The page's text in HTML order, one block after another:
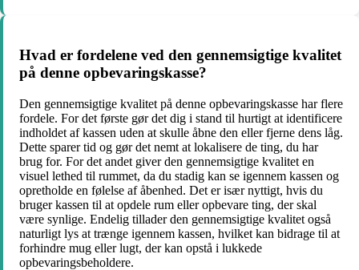
Hvad er fordelene ved den gennemsigtige kvalitet
på denne opbevaringskasse?
Den gennemsigtige kvalitet på denne opbevaringskasse har flere
fordele. For det første gør det dig i stand til hurtigt at identificere
indholdet af kassen uden at skulle åbne den eller fjerne dens låg.
Dette sparer tid og gør det nemt at lokalisere de ting, du har
brug for. For det andet giver den gennemsigtige kvalitet en
visuel lethed til rummet, da du stadig kan se igennem kassen og
opretholde en følelse af åbenhed. Det er især nyttigt, hvis du
bruger kassen til at opdele rum eller opbevare ting, der skal
være synlige. Endelig tillader den gennemsigtige kvalitet også
naturligt lys at trænge igennem kassen, hvilket kan bidrage til at
forhindre mug eller lugt, der kan opstå i lukkede
opbevaringsbeholdere.